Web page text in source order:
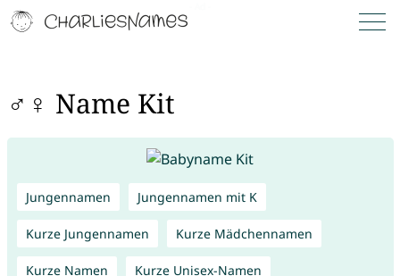
♂♀ Name Kit
Jungennamen Jungennamen mit K
Kurze Jungennamen Kurze Mädchennamen
Kurze Namen Kurze Unisex-Namen